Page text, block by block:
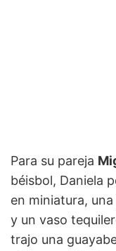
Para su pareja
béisbol, Daniela
en miniatura,
y un vaso
trajo una